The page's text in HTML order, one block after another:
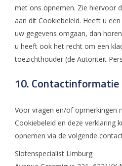
met ons opnemen. Zie hiervoor
aan dit Cookiebeleid. Heeft u
uw gegevens omgaan, dan
u heeft ook het recht om een
toezichthouder (de Autoriteit
10. Contactinformatie
Voor vragen en/of opmerkingen
Cookiebeleid en deze verklaring
opnemen via de volgende
Slotenspecialist Limburg